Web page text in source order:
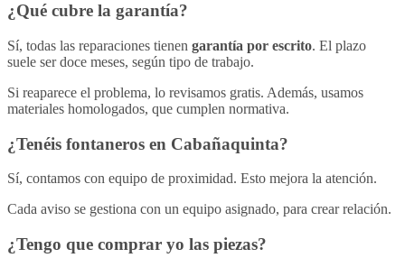
¿Qué cubre la garantía?
Sí, todas las reparaciones tienen garantía por escrito. El plazo
suele ser doce meses, según tipo de trabajo.
Si reaparece el problema, lo revisamos gratis. Además, usamos
materiales homologados, que cumplen normativa.
¿Tenéis fontaneros en Cabañaquinta?
Sí, contamos con equipo de proximidad. Esto mejora la atención.
Cada aviso se gestiona con un equipo asignado, para crear relación.
¿Tengo que comprar yo las piezas?